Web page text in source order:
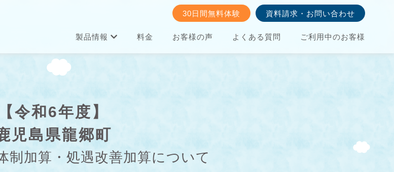
製品情報 料金 お客様の声 よくある質問 ご利用中のお客様
30日間無料体験 資料請求・お問い合わせ
【令和6年度】
児島県龍郷町
制加算・処遇改善加算について